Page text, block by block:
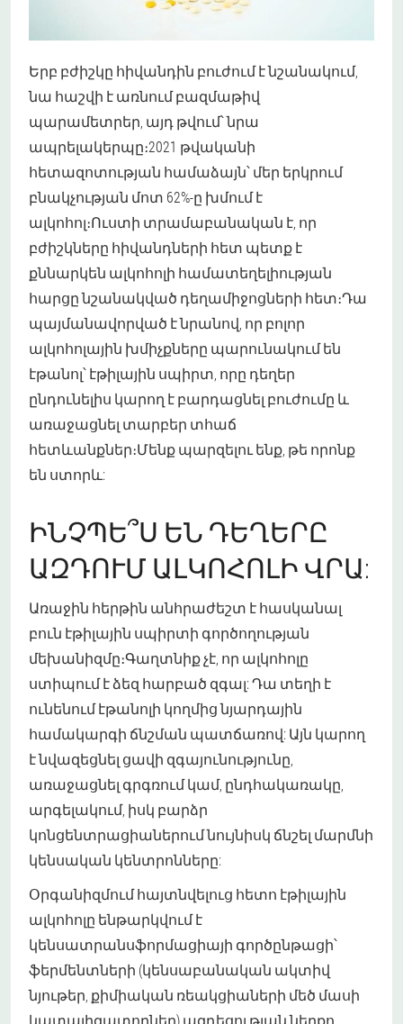
Երբ բժիշկը հիվանդին բուժում է նշանակում,
նա հաշվի է առնում բազմաթիվ
պարամետրեր, այդ թվում՝ նրա
ապրելակերպը։2021 թվականի
հետազոտության համաձայն՝ մեր երկրում
բնակչության մոտ 62%-ը խմում է
ալկոհոլ։Ուստի տրամաբանական է, որ
բժիշկները հիվանդների հետ պետք է
քննարկեն ալկոհոլի համատեղելիության
հարցը նշանակված դեղամիջոցների հետ։Դա
պայմանավորված է նրանով, որ բոլոր
ալկոհոլային խմիչքները պարունակում են
էթանոլ՝ էթիլային սպիրտ, որը դեղեր
ընդունելիս կարող է բարդացնել բուժումը և
առաջացնել տարբեր տհաճ
հետևանքներ։Մենք պարզելու ենք, թե որոնք
են ստորև:
ԻՆՉՊԵ՞Ս ԵՆ ԴԵՂԵՐԸ
ԱԶԴՈՒՄ ԱԼԿՈՀՈԼԻ ՎՐԱ:
Առաջին հերթին անհրաժեշտ է հասկանալ
բուն էթիլային սպիրտի գործողության
մեխանիզմը։Գաղտնիք չէ, որ ալկոհոլը
ստիպում է ձեզ հարբած զգալ: Դա տեղի է
ունենում էթանոլի կողմից նյարդային
համակարգի ճնշման պատճառով: Այն կարող
է նվազեցնել ցավի զգայունությունը,
առաջացնել գրգռում կամ, ընդհակառակը,
արգելակում, իսկ բարձր
կոնցենտրացիաներում նույնիսկ ճնշել մարմնի
կենսական կենտրոնները:
Օրգանիզմում հայտնվելուց հետո էթիլային
ալկոհոլը ենթարկվում է
կենսատրանսֆորմացիայի գործընթացի՝
ֆերմենտների (կենսաբանական ակտիվ
նյութեր, քիմիական ռեակցիաների մեծ մասի